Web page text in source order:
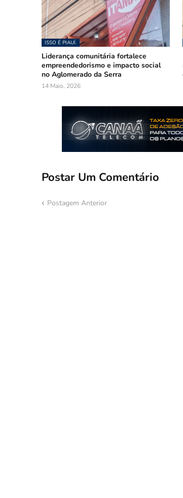
ISSO É PIAUÍ.
Liderança comunitária fortalece
empreendedorismo e impacto social
no Aglomerado da Serra
14 Maio, 2026
Postar Um Comentário
Postagem Anterior